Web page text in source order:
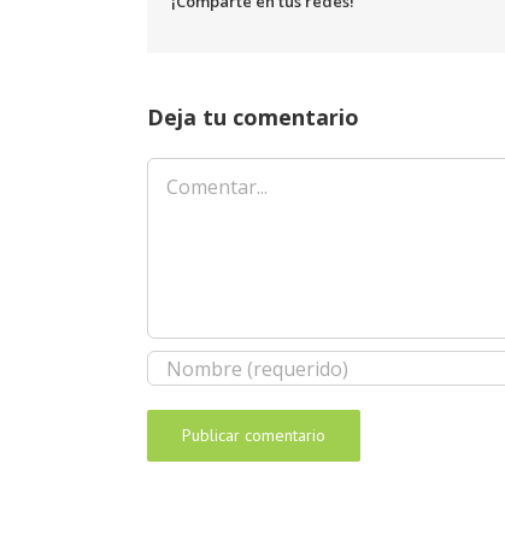
Deja tu comentario
Comentar